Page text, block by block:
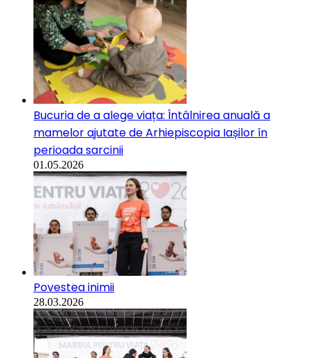
Bucuria de a alege viața: Întâlnirea anuală a
mamelor ajutate de Arhiepiscopia Iașilor în
perioada sarcinii
01.05.2026
Povestea inimii
28.03.2026